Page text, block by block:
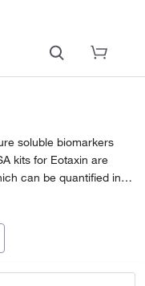
soluble biomarkers
kits for Eotaxin are
can be quantified in
supernatant.